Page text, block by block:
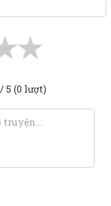
★
5 (0 lượt)